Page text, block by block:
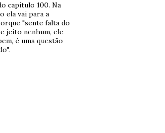
capítulo 100. Na
ela vai para a
"sente falta do
jeito nenhum, ele
é uma questão